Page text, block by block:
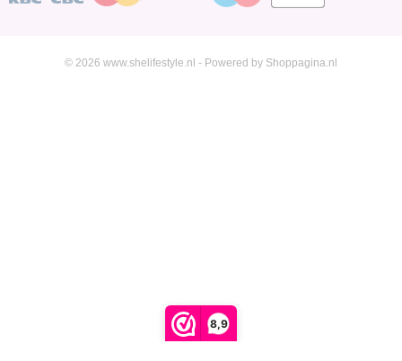
8,9
© 2026 www.shelifestyle.nl - Powered by Shoppagina.nl